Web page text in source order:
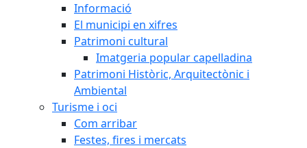
Informació
El municipi en xifres
Patrimoni cultural
Imatgeria popular capelladina
Patrimoni Històric, Arquitectònic i
Ambiental
Turisme i oci
Com arribar
Festes, fires i mercats